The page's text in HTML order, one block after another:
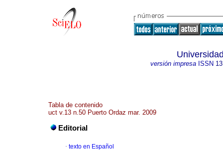
versión impresaISSN
Tabla de contenido
uct v.13 n.50 Puerto Ordaz mar. 2009
Editorial
· texto en Español